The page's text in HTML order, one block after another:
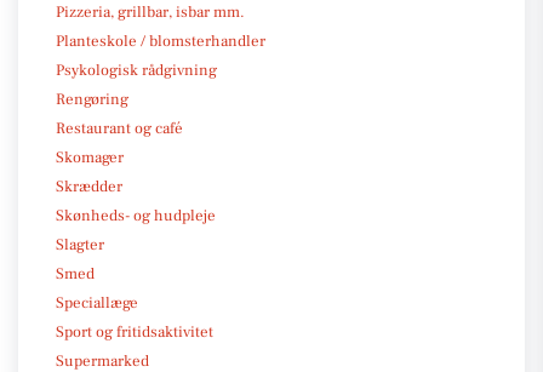
Pizzeria, grillbar, isbar mm.
Planteskole / blomsterhandler
Psykologisk rådgivning
Rengøring
Restaurant og café
Skomager
Skrædder
Skønheds- og hudpleje
Slagter
Smed
Speciallæge
Sport og fritidsaktivitet
Supermarked